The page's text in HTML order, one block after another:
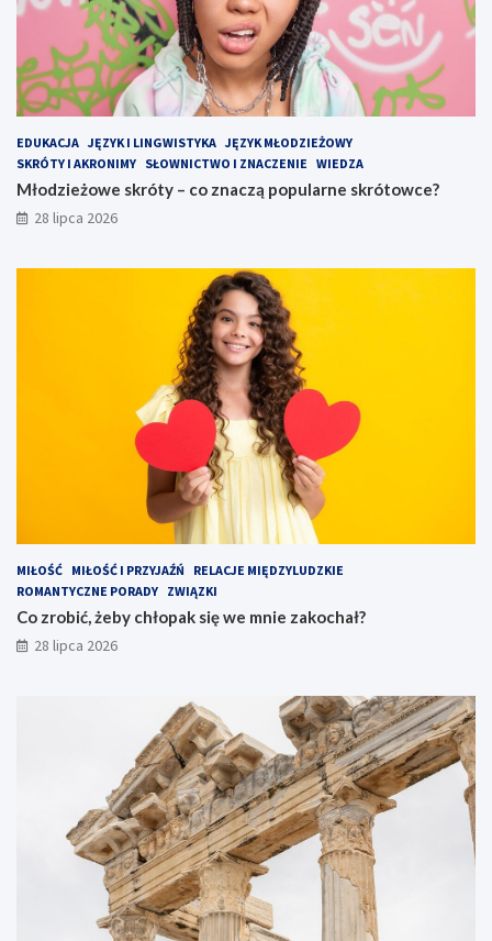
EDUKACJA JĘZYK I LINGWISTYKA JĘZYK MŁODZIEŻOWY
SKRÓTY I AKRONIMY SŁOWNICTWO I ZNACZENIE WIEDZA
Młodzieżowe skróty – co znaczą popularne skrótowce?
28 lipca 2026
MIŁOŚĆ MIŁOŚĆ I PRZYJAŹŃ
RELACJE MIĘDZYLUDZKIE
ROMANTYCZNE PORADY ZWIĄZKI
Co zrobić, żeby chłopak się we mnie zakochał?
28 lipca 2026